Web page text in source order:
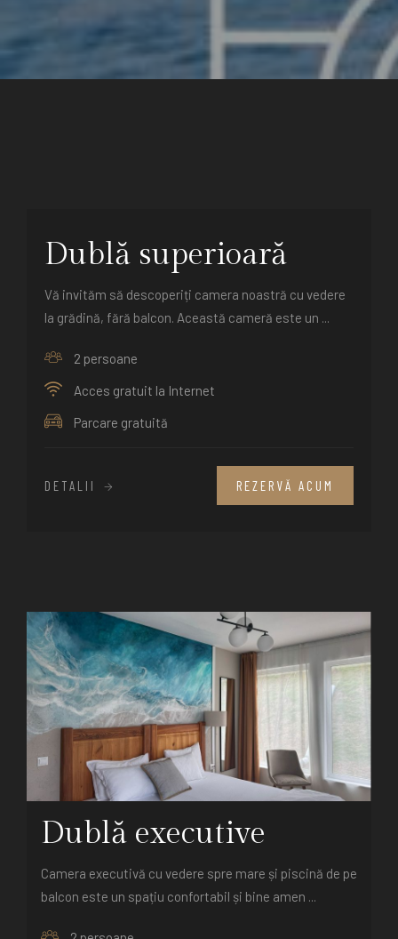
Dublă superioară
Vă invităm să descoperiți camera noastră cu vedere
la grădină, fără balcon. Această cameră este un ...
2 persoane
Acces gratuit la Internet
Parcare gratuită
DETALII REZERVĂ ACUM
Dublă executive
Camera executivă cu vedere spre mare și piscină de pe
balcon este un spațiu confortabil și bine amen ...